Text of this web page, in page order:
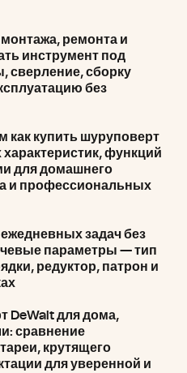
ремонта и
инструмент под
сверление, сборку
без
как купить шуруповерт
функций
для домашнего
и профессиональных
задач без
параметры — тип
редуктор, патрон и
DeWalt для дома,
сравнение
крутящего
для уверенной и